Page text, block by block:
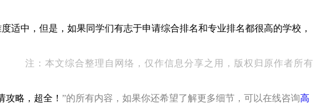
适中，但是，如果同学们有志于申请综合排名和专业排名都很高的学校，
注：本文综合整理自网络，仅作信息分享之用，版权归原作者所有
攻略，超全！ ”的所有内容，如果你还希望了解更多细节，可以在线咨询高